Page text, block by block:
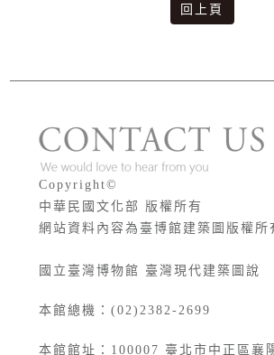
回上頁
版權宣告
Copyright©
中華民國文化部 版權所有
網站資料內容為臺博館建築圖版權所
國立臺灣博物館 臺灣現代建築圖說
本館總機：(02)2382-2699
本館館址： 100007 臺北市中正區襄